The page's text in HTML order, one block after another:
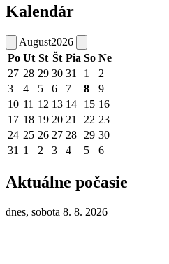
Kalendár
August2026
Po Ut St Št Pia So Ne
27 28 29 30 31 1
2
3
4 5 6 7 8
9
10 11 12 13 14 15 16
17 18 19 20 21 22 23
24 25 26 27 28 29 30
31 1 2 3 4 5 6
Aktuálne počasie
dnes, sobota 8. 8. 2026